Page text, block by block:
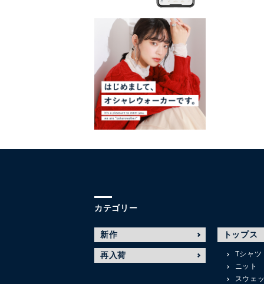
カテゴリー
新作
再入荷
トップス
Tシャツ
ニット
スウェ